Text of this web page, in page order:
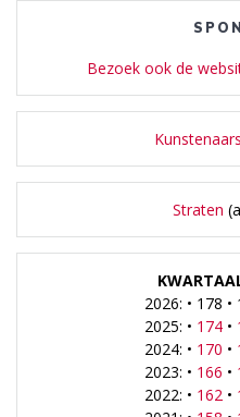
Bezoek ook de
Kunstenaars
Straten
2026: • 178 •
2025: • 174•
2024: • 170 •
2023: • 166 •
2022: • 162•